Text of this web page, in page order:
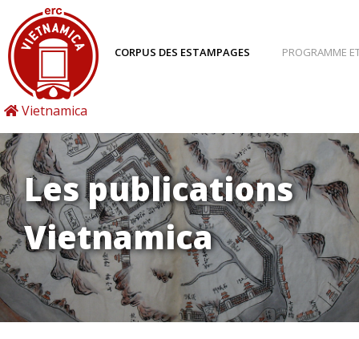
Vietnamica
CORPUS DES ESTAMPAGES PROGRAMME
Les publications
Vietnamica